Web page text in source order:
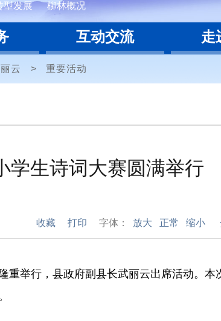
型发展 柳林概况
互动交流 走
云 > 重要活动
学生诗词大赛圆满举行
收藏 打印 字体： 放大 正常 缩小
重举行， 县政府副县长武丽云出席活动。本